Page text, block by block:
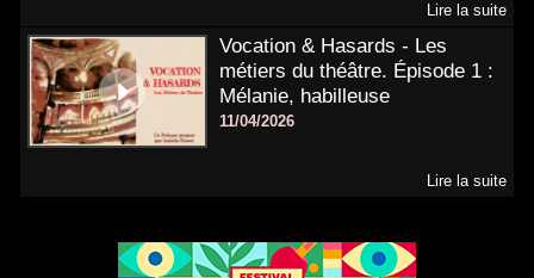
Lire la suite
Vocation & Hasards - Les
métiers du théâtre. Épisode 1 :
Mélanie, habilleuse
11/04/2026
Lire la suite